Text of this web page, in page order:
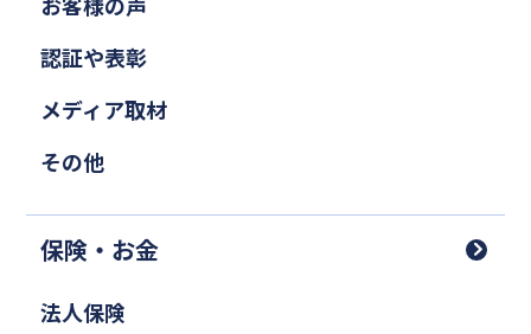
認証や表彰
メディア取材
その他
保険・お金
法人保険